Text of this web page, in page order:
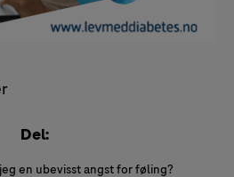
Del:
en ubevisst angst for føling?